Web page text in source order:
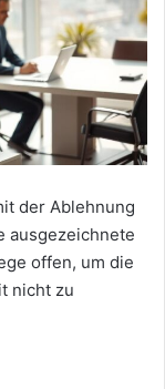
der Ablehnung
ausgezeichnete
offen, um die
nicht zu